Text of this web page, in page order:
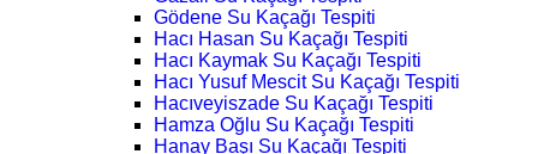
Gödene Su Kaçağı Tespiti
Hacı Hasan Su Kaçağı Tespiti
Hacı Kaymak Su Kaçağı Tespiti
Hacı Yusuf Mescit Su Kaçağı Tespiti
Hacıveyiszade Su Kaçağı Tespiti
Hamza Oğlu Su Kaçağı Tespiti
Hanay Başı Su Kaçağı Tespiti